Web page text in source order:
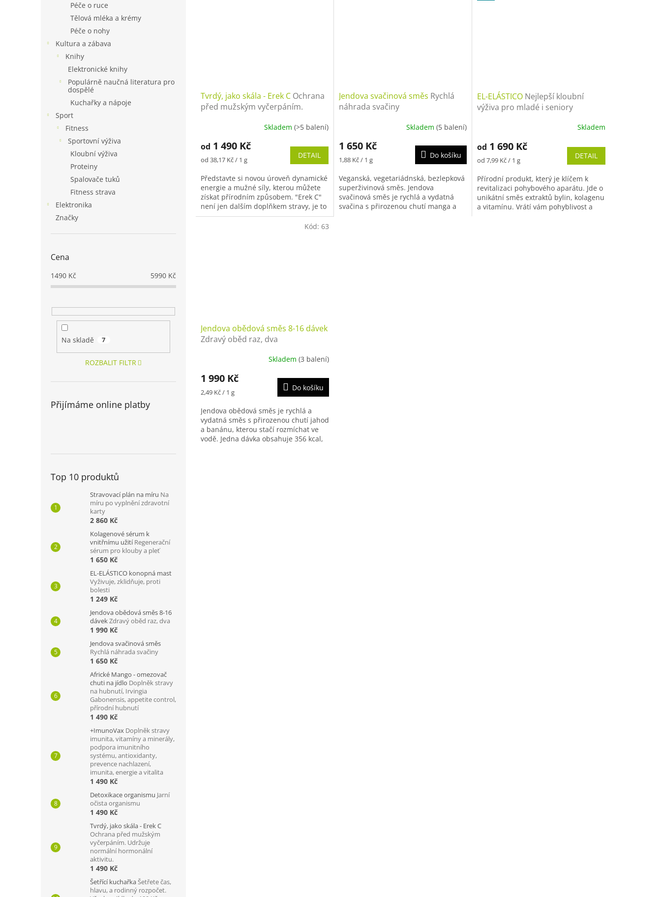
Péče o ruce
Tělová mléka a krémy
Péče o nohy
Kultura a zábava
Knihy
Elektronické knihy
Populárně naučná literatura pro
dospělé
Kuchařky a nápoje
Sport
Fitness
Sportovní výživa
Kloubní výživa
Proteiny
Spalovače tuků
Fitness strava
Elektronika
Značky
Cena
1490 Kč 5990 Kč
Na skladě 7
ROZBALIT FILTR
Přijímáme online platby
Top 10 produktů
Stravovací plán na míru Na
míru po vyplnění zdravotní
karty
2 860 Kč
Kolagenové sérum k
vnitřnímu užitíRegenerační
sérum pro klouby a pleť
1 650 Kč
EL-ELÁSTICO konopná mast
Vyživuje, zklidňuje, proti
bolesti
1 249 Kč
Jendova obědová směs 8-16
dávekZdravý oběd raz, dva
1 990 Kč
Jendova svačinová směs
Rychlá náhrada svačiny
1 650 Kč
Africké Mango - omezovač
chuti na jídlo Doplněk stravy
na hubnutí, Irvingia
Gabonensis, appetite control,
přírodní hubnutí
1 490 Kč
+ImunoVax Doplněk stravy
imunita, vitamíny a minerály,
podpora imunitního
systému, antioxidanty,
prevence nachlazení,
imunita, energie a vitalita
1 490 Kč
Detoxikace organismu Jarní
očista organismu
1 490 Kč
Tvrdý, jako skála - Erek C
Ochrana před mužským
vyčerpáním. Udržuje
normální hormonální
aktivitu.
1 490 Kč
Šetřící kuchařkaŠetřete čas,
hlavu, a rodinný rozpočet.
Tvrdý, jako skála - Erek C Ochrana
před mužským vyčerpáním.
Skladem (>5 balení)
od 1 490 Kč
Měrná
od 38,17 Kč / 1 g DETAIL
Představte si novou úroveň dynamické
energie a mužné síly, kterou můžete
získat přírodním způsobem. "Erek C"
není jen dalším doplňkem stravy, je to
vaše tajná zbraň ve světě...
Jendova svačinová směs Rychlá
náhrada svačiny
Skladem (5 balení)
1 650 Kč
Měrná
1,88 Kč / 1 g Do košíku
Veganská, vegetariádnská, bezlepková
superživinová směs. Jendova
svačinová směs je rychlá a vydatná
svačina s přirozenou chutí manga a
EL-ELÁSTICO Nejlepší kloubní
výživa pro mladé i seniory
Skladem
od 1 690 Kč
Měrná
od 7,99 Kč / 1 g DETAIL
Přírodní produkt, který je klíčem k
revitalizaci pohybového aparátu. Jde o
unikátní směs extraktů bylin, kolagenu
a vitamínu. Vrátí vám pohyblivost a
Jendova obědová směs 8-16 dávek
Zdravý oběd raz, dva
Skladem (3 balení)
1 990 Kč
Měrná
2,49 Kč / 1 g Do košíku
Jendova obědová směs je rychlá a
vydatná směs s přirozenou chutí jahod
a banánu, kterou stačí rozmíchat ve
vodě. Jedna dávka obsahuje 356 kcal,
Kód: 63